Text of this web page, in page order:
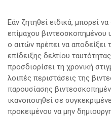
Εάν ζητηθεί ειδικά, μπορεί
επίμαχου βιντεοσκοπημένου
ο αιτών πρέπει να αποδείξει
επίδειξης δελτίου
προσδιορίσει τη χρονική
λοιπές περιστάσεις της
παρουσίασης
ικανοποιηθεί σε
προκειμένου να μην